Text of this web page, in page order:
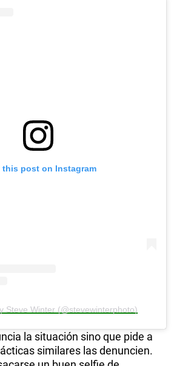
this post on Instagram
Steve Winter (@stevewinterphoto)
la situación sino que pide a
similares las denuncien.